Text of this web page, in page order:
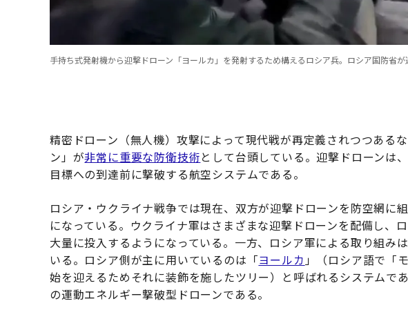
手持ち式発射機から迎撃ドローン「ヨールカ」を発射するため構えるロシア兵。ロシア国防省
精密ドローン（無人機）攻撃によって現代戦が再定義されつつある
ン」が非常に重要な防衛技術として台頭している。迎撃ドローンは
目標への到達前に撃破する航空システムである。
ロシア・ウクライナ戦争では現在、双方が迎撃ドローンを防空網に
になっている。ウクライナ軍はさまざまな迎撃ドローンを配備し、
大量に投入するようになっている。一方、ロシア軍による取り組み
いる。ロシア側が主に用いているのは「ヨールカ」（ロシア語で「
始を迎えるためそれに装飾を施したツリー）と呼ばれるシステムで
の運動エネルギー撃破型ドローンである。